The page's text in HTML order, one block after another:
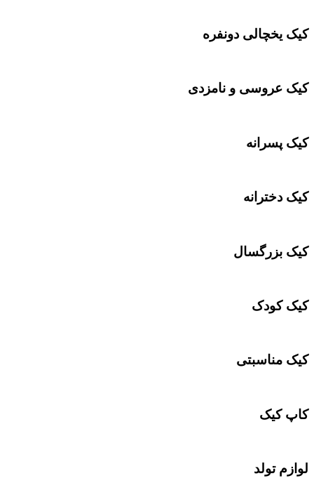
کیک یخچالی دونفره
کیک عروسی و نامزدی
کیک پسرانه
کیک دخترانه
کیک بزرگسال
کیک کودک
کیک مناسبتی
کاپ کیک
لوازم تولد